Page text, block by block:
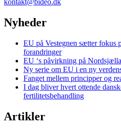
kontakt@bideo.dk
Nyheder
EU på Vestegnen sætter fokus
forandringer
EU ‘s påvirkning på
Ny serie om EU i en ny
Fanget mellem principper og
I dag bliver hvert ottende
fertilitetsbehandling
Artikler